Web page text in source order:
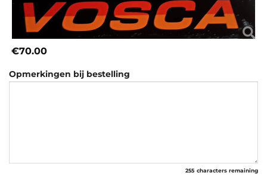
€70.00
Opmerkingen bij bestelling
255 characters remaining